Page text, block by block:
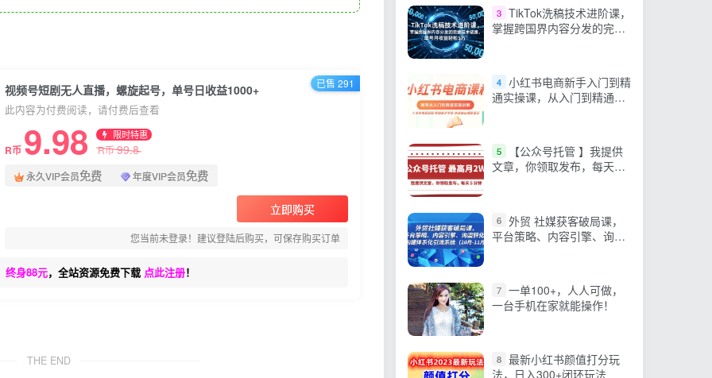
视频号短剧无人直播，螺旋起号，单号日收益1000+
此内容为付费阅读，请付费后查看
R币 9.98 限时特惠
R币99.8
永久VIP会员免费 年度VIP会员免费
立即购买
您当前未登录！建议登陆后购买，可保存购买订单
终身88元，全站资源免费下载 点此注册！
已售 291
THE END
3 TikTok洗稿技术进阶课，
掌握跨国界内容分发的完整
4 小红书电商新手入门到精
通实操课，从入门到精通做
5
【公众号托管 】我提供
文章，你领取发布，每天５
6 外贸 社媒获客破局课，
平台策略、内容引擎、询盘
7 一单100+，人人可做，
一台手机在家就能操作！
8 最新小红书颜值打分玩
法，日入300+闭环玩法